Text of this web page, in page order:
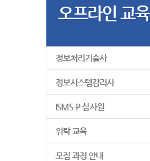
오프라인 교육
정보처리기술사
정보시스템감리사
ISMS-P 심사원
위탁 교육
모집 과정 안내